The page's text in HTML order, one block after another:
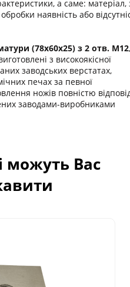
а саме: матеріал,
наявність або
(78х60х25) з 2 отв. М12,
з високоякісної
заводських верстатах,
печах за певної
ножів повністю
заводами-виробниками
можуть Вас